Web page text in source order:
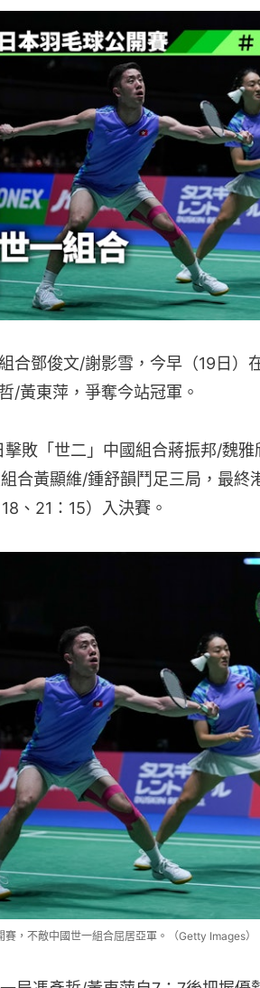
合鄧俊文/謝影雪，今早（19日）
/黃東萍，爭奪今站冠軍。
敗「世二」中國組合蔣振邦/魏雅
組合黃顯維/鍾舒韻鬥足三局，最終
、21：15）入決賽。
，不敵中國世一組合屈居亞軍。（Getty Images）